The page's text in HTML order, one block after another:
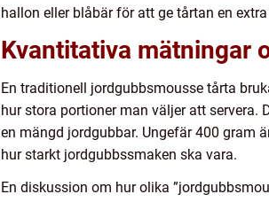
hallon eller blåbär för att ge tårtan en
Kvantitativa mätningar
En traditionell jordgubbsmousse tårta
hur stora portioner man väljer att servera.
en mängd jordgubbar. Ungefär 400 gram
hur starkt jordgubbssmaken ska vara.
En diskussion om hur olika